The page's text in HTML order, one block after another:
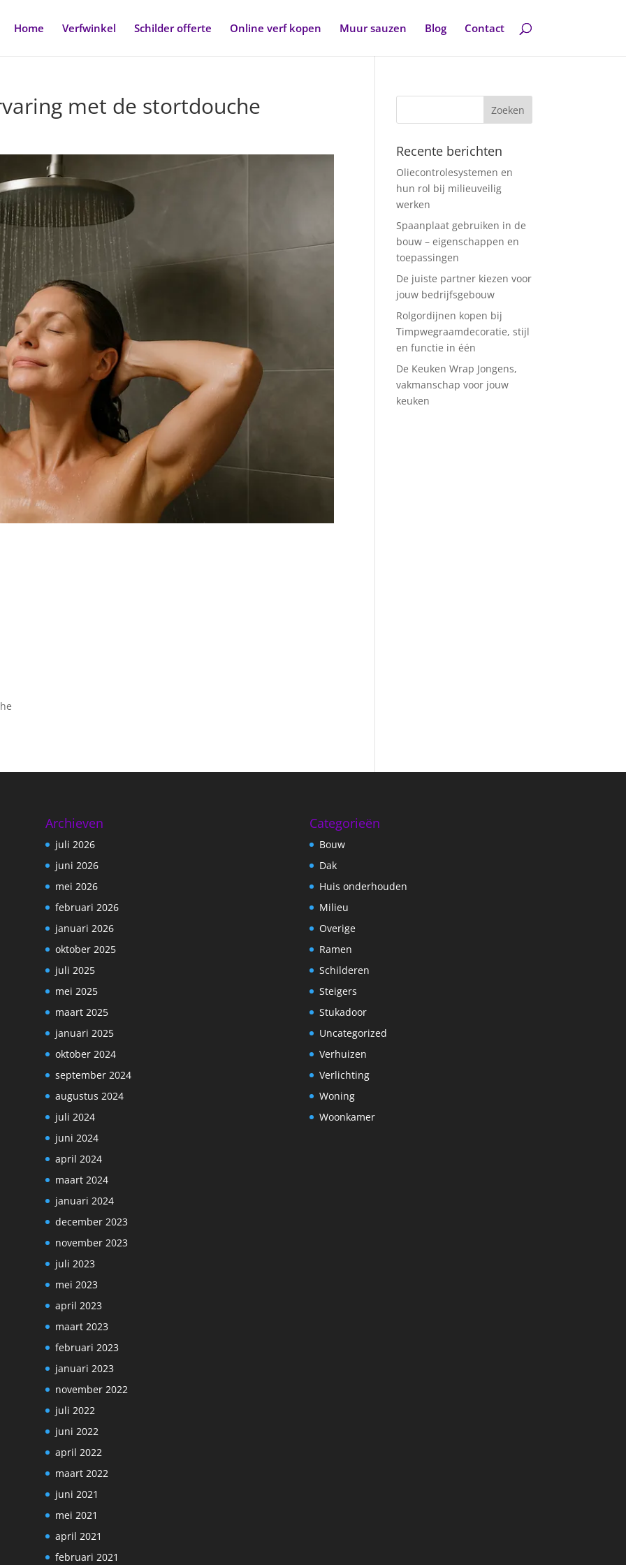
Home Verfwinkel Schilder offerte Online verf kopen Muur sauzen Blog Contact
met de stortdouche
Recente berichten
Oliecontrolesystemen en
hun rol bij milieuveilig
werken
Spaanplaat gebruiken in de
bouw – eigenschappen en
toepassingen
De juiste partner kiezen voor
jouw bedrijfsgebouw
Rolgordijnen kopen bij
Timpwegraamdecoratie, stijl
en functie in één
De Keuken Wrap Jongens,
vakmanschap voor jouw
keuken
Archieven
juli 2026
juni 2026
mei 2026
februari 2026
januari 2026
oktober 2025
juli 2025
mei 2025
maart 2025
januari 2025
oktober 2024
september 2024
augustus 2024
juli 2024
juni 2024
april 2024
maart 2024
januari 2024
december 2023
november 2023
juli 2023
mei 2023
april 2023
maart 2023
februari 2023
januari 2023
november 2022
juli 2022
juni 2022
april 2022
maart 2022
juni 2021
mei 2021
april 2021
februari 2021
Categorieën
Bouw
Dak
Huis onderhouden
Milieu
Overige
Ramen
Schilderen
Steigers
Stukadoor
Uncategorized
Verhuizen
Verlichting
Woning
Woonkamer